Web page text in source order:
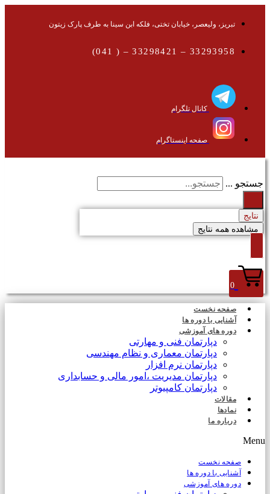
تبریز، ولیعصر، خیابان تختی، فلکه ابن سینا به طرف پارک زیتون
33293958 – 33298421 – ( 041)
کانال تلگرام
صفحه اینستاگرام
جستجو ...
نتایج
مشاهده همه نتایج
0
صفحه نخست
آشنایی با دوره ها
دوره های آموزشی
دپارتمان فنی و مهارتی
دپارتمان معماری و نظام مهندسی
دپارتمان نرم افزار
دپارتمان مدیریت ،امور مالی و حسابداری
دپارتمان کامپیوتر
مقالات
نمادها
درباره ما
Menu
صفحه نخست
آشنایی با دوره ها
دوره های آموزشی